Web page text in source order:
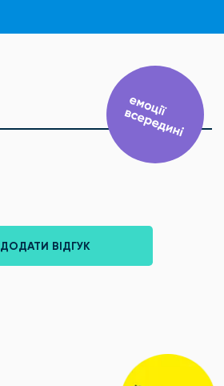
ДОДАТИ ВІДГУК